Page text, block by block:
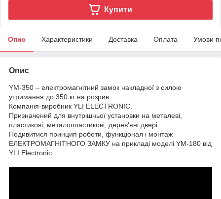
Купити
Опис Характеристики Доставка Оплата Умови
Опис
YM-350 – електромагнітний замок накладної з силою
утримання до 350 кг на розрив.
Компанія-виробник YLI ELECTRONIC.
Призначений для внутрішньої установки на металеві,
пластикові, металопластикові, дерев'яні двері.
Подивитися принцип роботи, функціонал і монтаж
ЕЛЕКТРОМАГНІТНОГО ЗАМКУ на прикладі моделі YM-180 від
YLI Electronic